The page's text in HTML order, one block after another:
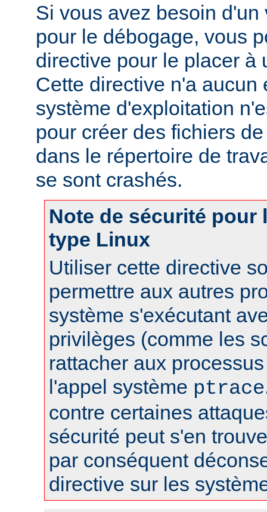
Si vous avez besoin
pour le débogage, vous
directive pour le placer à
Cette directive n'a aucun
système d'exploitation
pour créer des fichiers
dans le répertoire de
se sont crashés.
Note de sécurité pour
type Linux
Utiliser cette directive
permettre aux autres
système s'exécutant
privilèges (comme les
rattacher aux
l'appel système ptrace
contre certaines
sécurité peut s'en
par conséquent
directive sur les